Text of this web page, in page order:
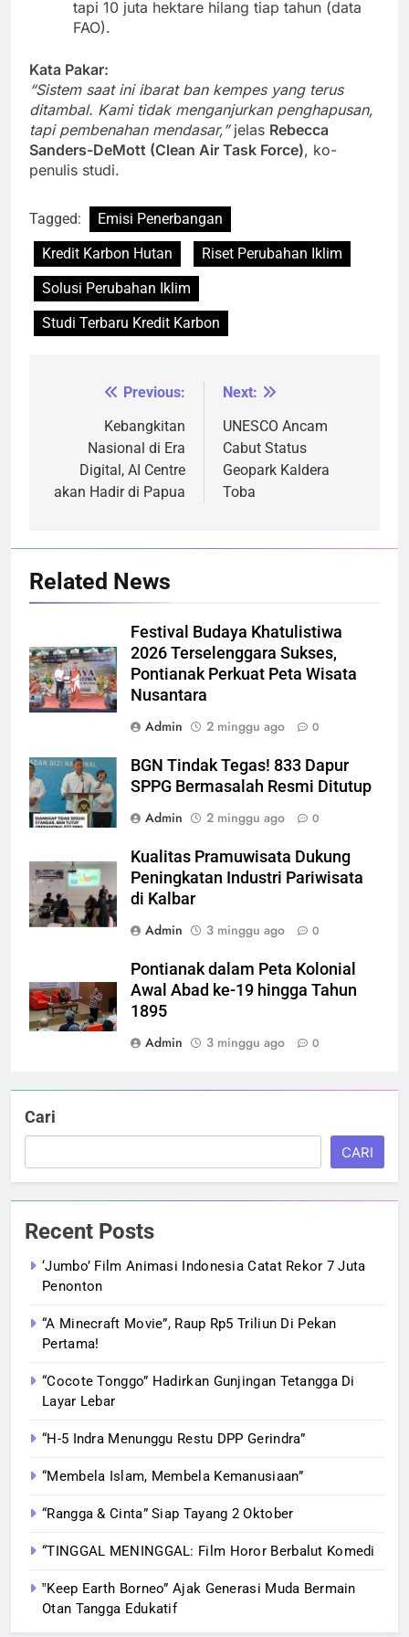
tapi 10 juta hektare hilang tiap tahun (data
FAO).
Kata Pakar:
“Sistem saat ini ibarat ban kempes yang terus
ditambal. Kami tidak menganjurkan penghapusan,
tapi pembenahan mendasar,”jelas Rebecca
Sanders-DeMott (Clean Air Task Force), ko-
penulis studi.
Tagged:
Emisi Penerbangan
Kredit Karbon Hutan
Riset Perubahan Iklim
Solusi Perubahan Iklim
Studi Terbaru Kredit Karbon
NavigasiPrevious:
Kebangkitan
Nasional di Era
Digital, AI Centre
akan Hadir di Papua
Next:
UNESCO Ancam
Cabut Status
Geopark Kaldera
Toba
Related News
Festival Budaya Khatulistiwa
2026 Terselenggara Sukses,
Pontianak Perkuat Peta Wisata
Nusantara
Admin
2 minggu ago 0
BGN Tindak Tegas! 833 Dapur
SPPG Bermasalah Resmi Ditutup
Admin
2 minggu ago 0
Kualitas Pramuwisata Dukung
Peningkatan Industri Pariwisata
di Kalbar
Admin
3 minggu ago 0
Pontianak dalam Peta Kolonial
Awal Abad ke-19 hingga Tahun
1895
Admin
3 minggu ago 0
Cari
CARI
Recent Posts
‘Jumbo’ Film Animasi Indonesia Catat Rekor 7 Juta
Penonton
“A Minecraft Movie”, Raup Rp5 Triliun Di Pekan
Pertama!
“Cocote Tonggo” Hadirkan Gunjingan Tetangga Di
Layar Lebar
“H-5 Indra Menunggu Restu DPP Gerindra”
“Membela Islam, Membela Kemanusiaan”
“Rangga & Cinta” Siap Tayang 2 Oktober
“TINGGAL MENINGGAL: Film Horor Berbalut Komedi
‟Keep Earth Borneo” Ajak Generasi Muda Bermain
Otan Tangga Edukatif